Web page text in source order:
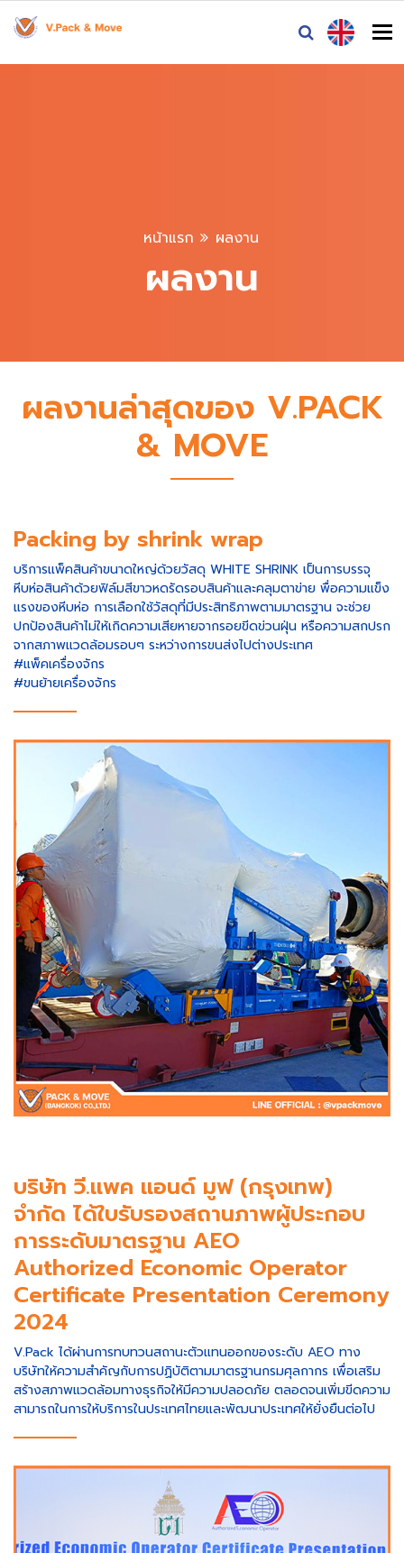
หน้าแรก ผลงาน
ผลงาน
ผลงานล่าสุดของ V.PACK
& MOVE
Packing by shrink wrap
บริการแพ็คสินค้าขนาดใหญ่ด้วยวัสดุ WHITE SHRINK เป็นการบรรจุ
หีบห่อสินค้าด้วยฟิล์มสีขาวหดรัดรอบสินค้าและคลุมตาข่าย พื่อความแข็ง
แรงของหีบห่อ การเลือกใช้วัสดุที่มีประสิทธิภาพตามมาตรฐาน จะช่วย
ปกป้องสินค้าไม่ให้เกิดความเสียหายจากรอยขีดข่วนฝุ่น หรือความสกปรก
จากสภาพแวดล้อมรอบๆ ระหว่างการขนส่งไปต่างประเทศ
#แพ็คเครื่องจักร
#ขนย้ายเครื่องจักร
บริษัท วี.แพค แอนด์ มูฟ (กรุงเทพ)
จำกัด ได้ใบรับรองสถานภาพผู้ประกอบ
การระดับมาตรฐาน AEO
Authorized Economic Operator
Certificate Presentation Ceremony
2024
V.Pack ได้ผ่านการทบทวนสถานะตัวแทนออกของระดับ AEO ทาง
บริษัทให้ความสำคัญกับการปฏิบัติตามมาตรฐานกรมศุลกากร เพื่อเสริม
สร้างสภาพแวดล้อมทางธุรกิจให้มีความปลอดภัย ตลอดจนเพิ่มขีดความ
สามารถในการให้บริการในประเทศไทยและพัฒนาประเทศให้ยั่งยืนต่อไป